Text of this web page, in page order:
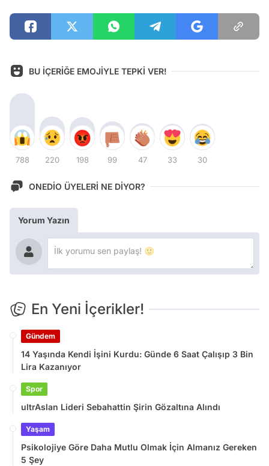
BU İÇERİĞE EMOJİYLE TEPKİ VER!
788 220 198 99 47 33 30
ONEDİO ÜYELERİ NE DİYOR?
Yorum Yazın
En Yeni İçerikler!
Gündem
14 Yaşında Kendi İşini Kurdu: Günde 6 Saat Çalışıp 3 Bin
Lira Kazanıyor
Spor
ultrAslan Lideri Sebahattin Şirin Gözaltına Alındı
Yaşam
Psikolojiye Göre Daha Mutlu Olmak İçin Almanız Gereken
5 Şey